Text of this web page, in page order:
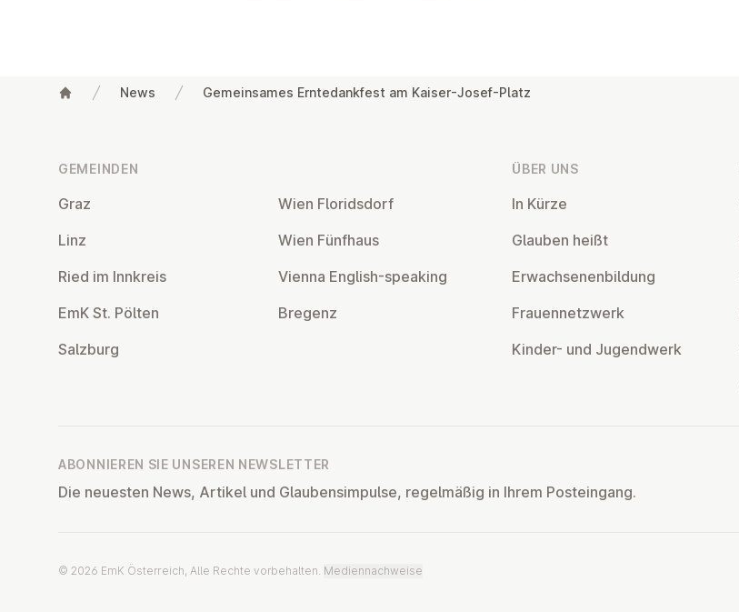
News Gemeinsames Erntedankfest am Kaiser-Josef-Platz
GEMEINDEN
Graz
Linz
Ried im Innkreis
EmK St. Pölten
Salzburg
Wien Flo­rids­dorf
Wien Fünfhaus
Vienna English-speaking
Bregenz
ÜBER UNS
In Kürze
Glauben heißt
Er­wach­se­nen­bil­dung
Frau­en­netz­werk
Kinder- und Ju­gend­werk
ABONNIEREN SIE UNSEREN NEWSLETTER
Die neuesten News, Artikel und Glaubensimpulse, regelmäßig in Ihrem Posteingang.
© 2026 EmK Österreich, Alle Rechte vorbehalten. Mediennachweise